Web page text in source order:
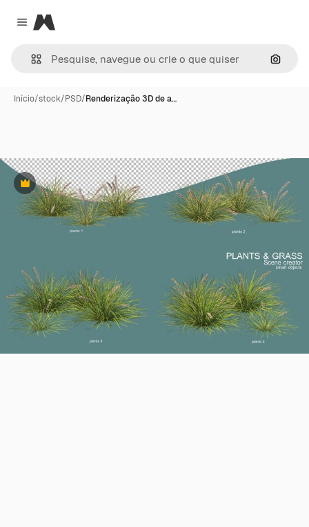
Close menu
Magnific
Início/stock/PSD/Renderização 3D de a…
Premium